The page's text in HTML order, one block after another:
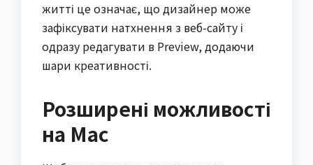
житті це означає, що дизайнер може
зафіксувати натхнення з веб-сайту і
одразу редагувати в Preview, додаючи
шари креативності.
Розширені можливості
на Mac